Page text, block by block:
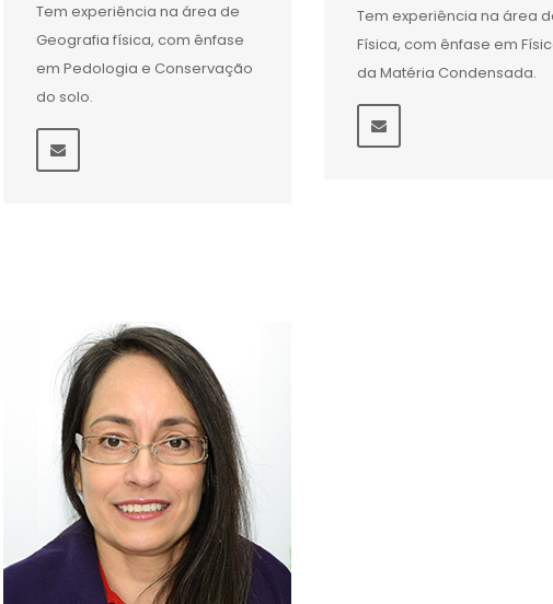
Tem experiência na área de
Geografia física, com ênfase
em Pedologia e Conservação
do solo.
Tem experiência na área
Física, com ênfase em
da Matéria Condensada.